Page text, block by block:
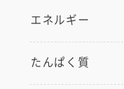
エネルギー
たんぱく質